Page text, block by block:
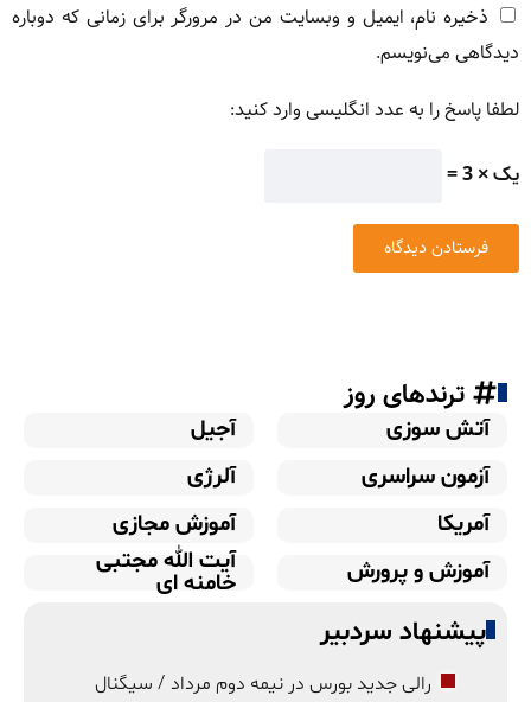
ذخیره نام، ایمیل و وبسایت من در مرورگر برای زمانی که دوباره
دیدگاهی می‌نویسم.
لطفا پاسخ را به عدد انگلیسی وارد کنید:
یک × 3 =
ترندهای روز
آتش سوزی
آجیل
آزمون سراسری
آلرژی
آمریکا
آموزش مجازی
آموزش و پرورش
آیت الله مجتبی
خامنه ای
پیشنهاد سردبیر
رالی جدید بورس در نیمه دوم مرداد / سیگنال